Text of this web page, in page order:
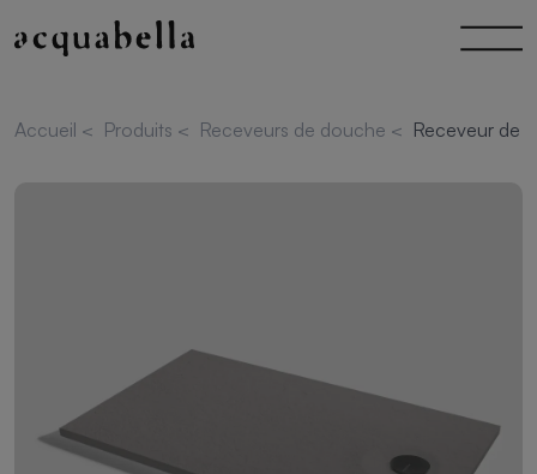
Accueil < Produits < Receveurs de douche < Receveur de